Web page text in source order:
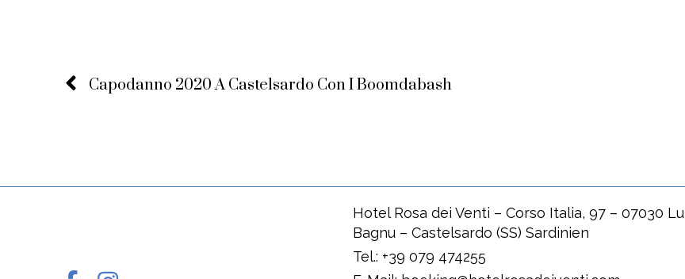
Capodanno 2020 A Castelsardo Con I Boomdabash
Hotel Rosa dei Venti – Corso Italia, 97 – 07030 Lu
Bagnu – Castelsardo (SS) Sardinien
Tel.: +39 079 474255